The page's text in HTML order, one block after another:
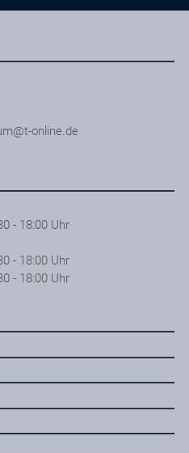
online.de
- 18:00 Uhr
- 18:00 Uhr
- 18:00 Uhr